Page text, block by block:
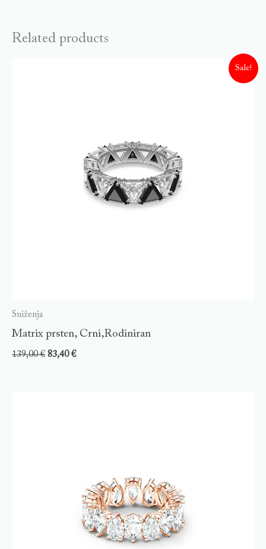
Related products
Sale!
Sniženja
Matrix prsten, Crni,Rodiniran
139,00€ 83,40€